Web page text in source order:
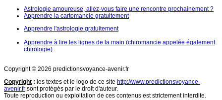
Astrologie amoureuse, allez-vous faire une rencontre prochainement ?
Apprendre la cartomancie gratuitement
Apprendre l'astrologie gratuitement
Apprendre à lire les lignes de la main (chiromancie appelée également
chirologie)
Copyright © 2026 predictionsvoyance-avenir.fr
Copyright : les textes et le logo de ce site http://www.predictionsvoyance-
avenir.fr sont protégés par le droit d'auteur.
Toute reproduction ou exploitation de ces contenus est strictement interdite.